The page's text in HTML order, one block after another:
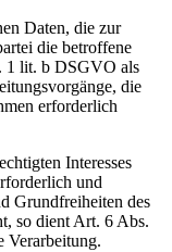
Daten, die zur
die betroffene
1 lit. b DSGVO als
die
erforderlich
Interesses
und
Grundfreiheiten des
so dient Art. 6 Abs.
Verarbeitung.